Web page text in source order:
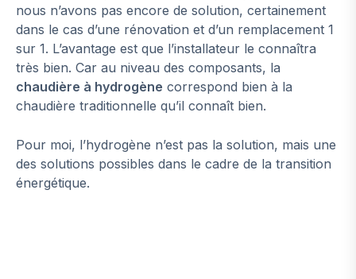
nous n’avons pas encore de solution, certainement
dans le cas d’une rénovation et d’un remplacement 1
sur 1. L’avantage est que l’installateur le connaîtra
très bien. Car au niveau des composants, la
chaudière à hydrogène correspond bien à la
chaudière traditionnelle qu’il connaît bien.
Pour moi, l’hydrogène n’est pas la solution, mais une
des solutions possibles dans le cadre de la transition
énergétique.